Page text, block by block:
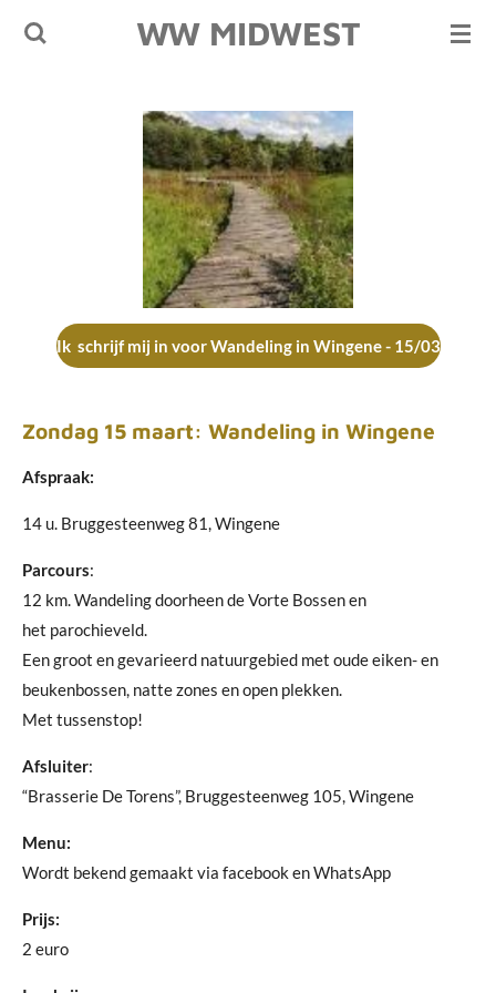
Ga
WW MIDWEST
Ik schrijf mij in voor Wandeling in Wingene - 15/03
Zondag 15 maart: Wandeling in Wingene
Afspraak:
14 u. Bruggesteenweg 81, Wingene
Parcours:
12 km. Wandeling doorheen de Vorte Bossen en
het parochieveld.
Een groot en gevarieerd natuurgebied met oude eiken- en
beukenbossen, natte zones en open plekken.
Met tussenstop!
Afsluiter:
“Brasserie De Torens”, Bruggesteenweg 105, Wingene
Menu:
Wordt bekend gemaakt via facebook en WhatsApp
Prijs:
2 euro